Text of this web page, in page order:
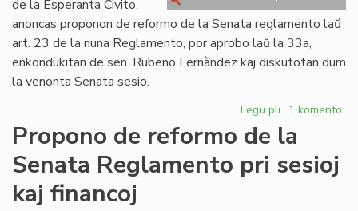
de la Esperanta Civito,
anoncas proponon de reformo de la Senata reglamento laŭ
art. 23 de la nuna Reglamento, por aprobo laŭ la 33a,
enkondukitan de sen. Rubeno Fernàndez kaj diskutotan dum
la venonta Senata sesio.
Legu pli pri
Propono
de
reformo
de
1 komento
Propono de reformo de la
Senata Reglamento pri sesioj
kaj financoj